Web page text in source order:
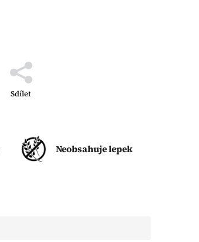
Sdílet
Neobsahuje lepek